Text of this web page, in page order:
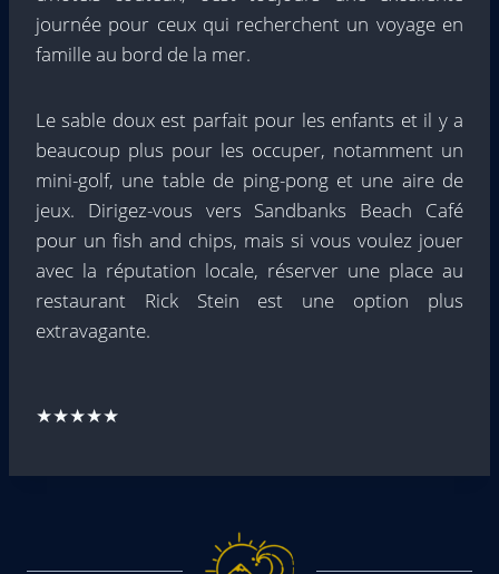
journée pour ceux qui recherchent un voyage en
famille au bord de la mer.
Le sable doux est parfait pour les enfants et il y a
beaucoup plus pour les occuper, notamment un
mini-golf, une table de ping-pong et une aire de
jeux. Dirigez-vous vers Sandbanks Beach Café
pour un fish and chips, mais si vous voulez jouer
avec la réputation locale, réserver une place au
restaurant Rick Stein est une option plus
extravagante.
★★★★★